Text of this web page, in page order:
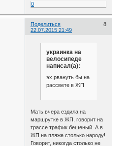
0
Поделиться
8
22.07.2015 21:49
украинка на
велосипеде
написал(а):
эх.рвануть бы на
рассвете в ЖП
Мать вчера ездила на
маршрутке в ЖП, говорит на
трассе трафик бешеный. А в
ЖП на пляже столько народу!
Говорит, никогда столько не